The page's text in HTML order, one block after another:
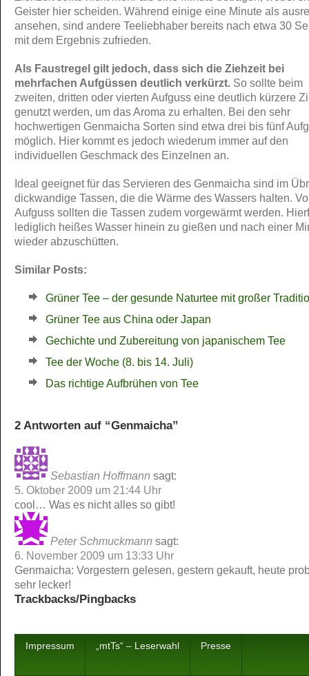
Geister hier scheiden. Während einige eine Minute als
ansehen, sind andere Teeliebhaber bereits nach etwa 30
mit dem Ergebnis zufrieden.
Als Faustregel gilt jedoch, dass sich die Ziehzeit bei
mehrfachen Aufgüssen deutlich verkürzt. So sollte beim
zweiten, dritten oder vierten Aufguss eine deutlich kürzere
genutzt werden, um das Aroma zu erhalten. Bei den sehr
hochwertigen Genmaicha Sorten sind etwa drei bis fünf
möglich. Hier kommt es jedoch wiederum immer auf den
individuellen Geschmack des Einzelnen an.
Ideal geeignet für das Servieren des Genmaicha sind im
dickwandige Tassen, die die Wärme des Wassers halten.
Aufguss sollten die Tassen zudem vorgewärmt werden.
lediglich heißes Wasser hinein zu gießen und nach einer
wieder abzuschütten.
Similar Posts:
Grüner Tee – der gesunde Naturtee mit großer
Grüner Tee aus China oder Japan
Gechichte und Zubereitung von japanischem Tee
Tee der Woche (8. bis 14. Juli)
Das richtige Aufbrühen von Tee
2 Antworten auf “Genmaicha”
Sebastian Hoffmann sagt:
5. Oktober 2009 um 21:44 Uhr
cool… Was es nicht alles so gibt!
Peter Schmuckmann sagt:
6. November 2009 um 13:33 Uhr
Genmaicha: Vorgestern gelesen, gestern gekauft, heute
sehr lecker!
Trackbacks/Pingbacks
Impressum „mtTs“ – Leserwahl Presse